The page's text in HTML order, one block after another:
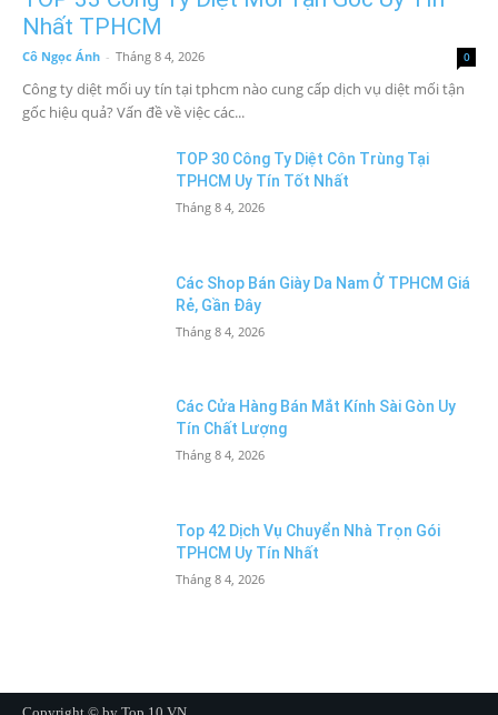
Nhất TPHCM
Cô Ngọc Ánh - Tháng 8 4, 2026 0
Công ty diệt mối uy tín tại tphcm nào cung cấp dịch vụ diệt mối tận
gốc hiệu quả? Vấn đề về việc các...
TOP 30 Công Ty Diệt Côn Trùng Tại
TPHCM Uy Tín Tốt Nhất
Tháng 8 4, 2026
Các Shop Bán Giày Da Nam Ở TPHCM Giá
Rẻ, Gần Đây
Tháng 8 4, 2026
Các Cửa Hàng Bán Mắt Kính Sài Gòn Uy
Tín Chất Lượng
Tháng 8 4, 2026
Top 42 Dịch Vụ Chuyển Nhà Trọn Gói
TPHCM Uy Tín Nhất
Tháng 8 4, 2026